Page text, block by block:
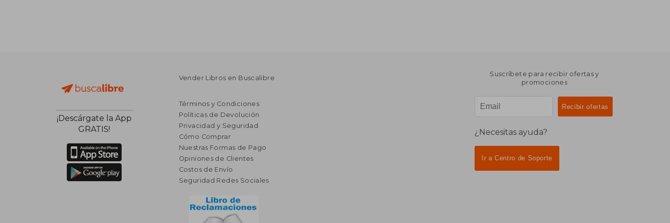
¡Descárgate la App
GRATIS!
Vender Libros en Buscalibre
Términos y Condiciones
Políticas de Devolución
Privacidad y Seguridad
Cómo Comprar
Nuestras Formas de Pago
Opiniones de Clientes
Costos de Envío
Seguridad Redes Sociales
Suscríbete para recibir ofertas y
promociones
¿Necesitas ayuda?
Ir a Centro de Soporte